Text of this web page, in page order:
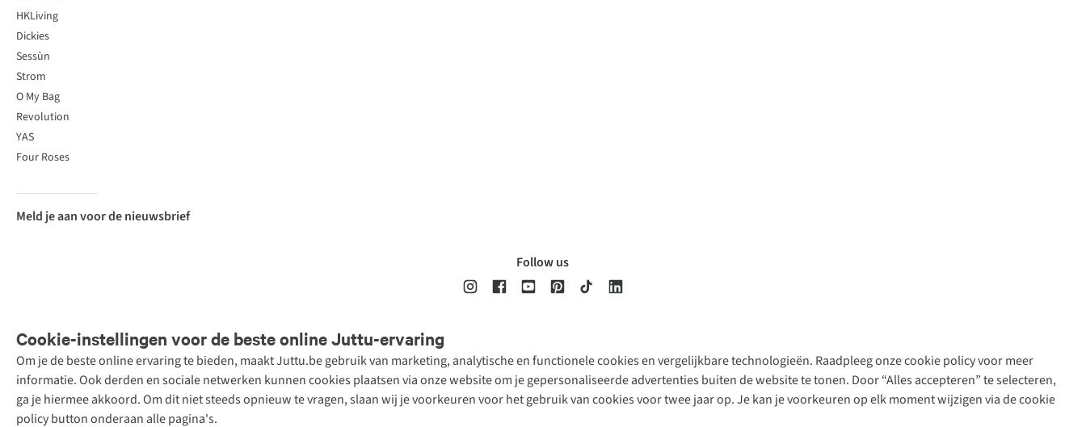
Cookie-instellingen voor de beste online Juttu-ervaring
Om je de beste online ervaring te bieden, maakt Juttu.be gebruik van marketing, analytische en functionele cookies en vergelijkbare technologieën. Raadpleeg onze cookie policy voor meer
informatie. Ook derden en sociale netwerken kunnen cookies plaatsen via onze website om je gepersonaliseerde advertenties buiten de website te tonen. Door “Alles accepteren” te selecteren,
ga je hiermee akkoord. Om dit niet steeds opnieuw te vragen, slaan wij je voorkeuren voor het gebruik van cookies voor twee jaar op. Je kan je voorkeuren op elk moment wijzigen via de cookie
policy button onderaan alle pagina's.
HKLiving
Dickies
Sessùn
Strom
O My Bag
Revolution
YAS
Four Roses
Meld je aan voor de nieuwsbrief
Follow us
Disclaimer Privacy Policy
Retail Concepts
N.V.,
Smallandlaan